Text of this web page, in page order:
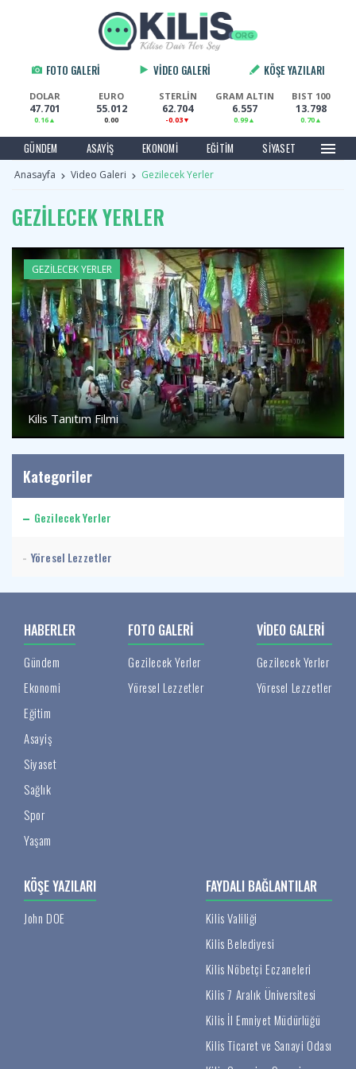
FOTO GALERI VIDEO GALERI KÖŞE YAZILARI
DOLAR
47.701
0.16
EURO
55.012
0.00
STERLİN
62.704
-0.03
GRAM ALTIN
6.557
0.99
BIST 100
13.798
0.70
GÜNDEM ASAYIŞ EKONOMI EĞITIM SIYASET menu
Anasayfa Video Galeri Gezilecek Yerler
GEZILECEK YERLER
GEZILECEK YERLER
Kilis Tanıtım Filmi
Kategoriler
Gezilecek Yerler
Yöresel Lezzetler
HABERLER
Gündem
Ekonomi
Eğitim
Asayiş
Siyaset
Sağlık
Spor
Yaşam
FOTO GALERI
Gezilecek Yerler
Yöresel Lezzetler
VIDEO GALERI
Gezilecek Yerler
Yöresel Lezzetler
KÖŞE YAZILARI
John DOE
FAYDALI BAĞLANTILAR
Kilis Valiliği
Kilis Belediyesi
Kilis Nöbetçi Eczaneleri
Kilis 7 Aralık Üniversitesi
Kilis İl Emniyet Müdürlüğü
Kilis Ticaret ve Sanayi Odası